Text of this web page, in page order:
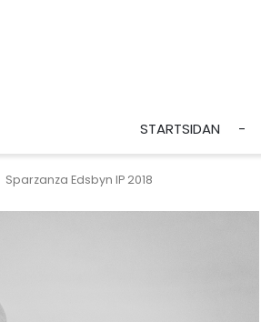
STARTSIDAN
Sparzanza Edsbyn IP 2018